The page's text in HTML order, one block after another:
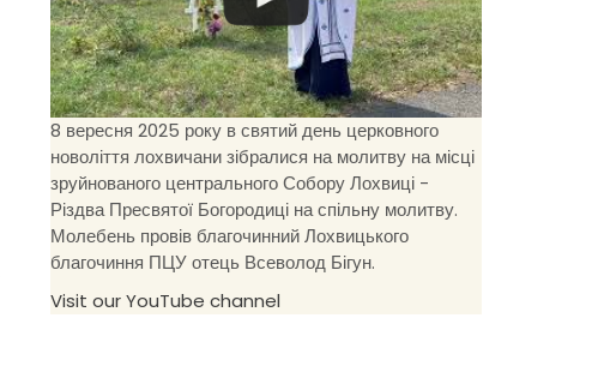
8 вересня 2025 року в святий день церковного
новоліття лохвичани зібралися на молитву на місці
зруйнованого центрального Собору Лохвиці -
Різдва Пресвятої Богородиці на спільну молитву.
Молебень провів благочинний Лохвицького
благочиння ПЦУ отець Всеволод Бігун.
Visit our YouTube channel